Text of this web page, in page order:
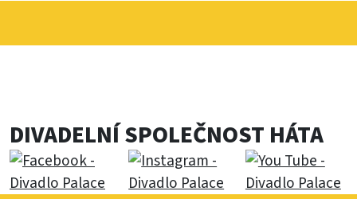
DIVADELNÍ SPOLEČNOST HÁTA